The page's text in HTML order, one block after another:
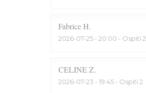
FabriceH
2026-07-25 - 20:00 - Ospiti 2
CELINEZ
2026-07-23 - 19:45 - Ospiti 2